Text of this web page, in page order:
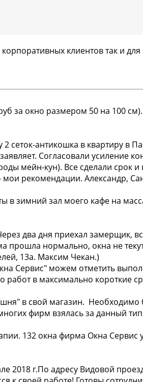
клиентов так и
за окно размером 50 на 100
сеток-антикошка в квартиру в
Согласовали усиление
мейн-кун). Все сделали срок
рекомендации. Александр,
зимний зал моего кафе на
два дня приехал замерщик,
прошла нормально, окна не
13а. Максим Чекан.)
Сервис" можем отметить
работ в максимально короткие
в свой магазин. Необходимо
фирм взялась за данный
132 окна фирма Окна Сервис
2018 г.По адресу Видовой